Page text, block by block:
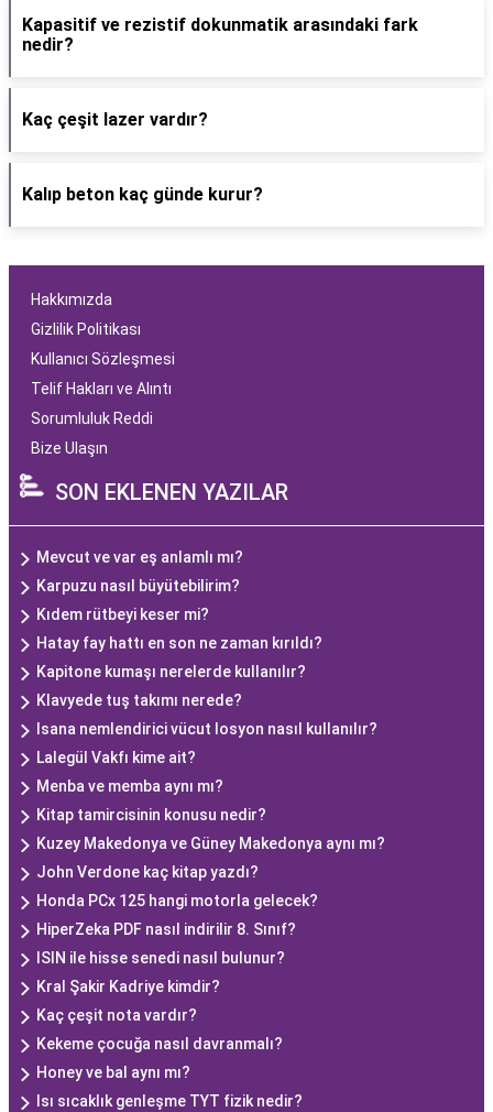
Kapasitif ve rezistif dokunmatik arasındaki fark
nedir?
Kaç çeşit lazer vardır?
Kalıp beton kaç günde kurur?
Hakkımızda
Gizlilik Politikası
Kullanıcı Sözleşmesi
Telif Hakları ve Alıntı
Sorumluluk Reddi
Bize Ulaşın
SON EKLENEN YAZILAR
Mevcut ve var eş anlamlı mı?
Karpuzu nasıl büyütebilirim?
Kıdem rütbeyi keser mi?
Hatay fay hattı en son ne zaman kırıldı?
Kapitone kumaşı nerelerde kullanılır?
Klavyede tuş takımı nerede?
Isana nemlendirici vücut losyon nasıl kullanılır?
Lalegül Vakfı kime ait?
Menba ve memba aynı mı?
Kitap tamircisinin konusu nedir?
Kuzey Makedonya ve Güney Makedonya aynı mı?
John Verdone kaç kitap yazdı?
Honda PCx 125 hangi motorla gelecek?
HiperZeka PDF nasıl indirilir 8. Sınıf?
ISIN ile hisse senedi nasıl bulunur?
Kral Şakir Kadriye kimdir?
Kaç çeşit nota vardır?
Kekeme çocuğa nasıl davranmalı?
Honey ve bal aynı mı?
Isı sıcaklık genleşme TYT fizik nedir?